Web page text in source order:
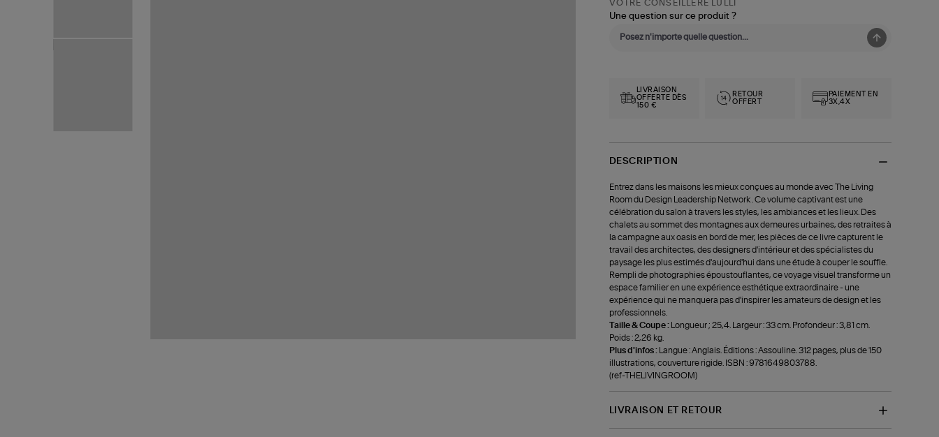
VOTRE CONSEILLÈRE LULLI
Une question sur ce produit ?
LIVRAISON
OFFERTE DÈS
150 €
RETOUR
OFFERT
PAIEMENT EN
3X,4X
DESCRIPTION
Entrez dans les maisons les mieux conçues au monde avec The Living
Room du Design Leadership Network . Ce volume captivant est une
célébration du salon à travers les styles, les ambiances et les lieux. Des
chalets au sommet des montagnes aux demeures urbaines, des retraites à
la campagne aux oasis en bord de mer, les pièces de ce livre capturent le
travail des architectes, des designers d'intérieur et des spécialistes du
paysage les plus estimés d'aujourd'hui dans une étude à couper le souffle.
Rempli de photographies époustouflantes, ce voyage visuel transforme un
espace familier en une expérience esthétique extraordinaire - une
expérience qui ne manquera pas d'inspirer les amateurs de design et les
professionnels.
Taille & Coupe :
Longueur ; 25,4. Largeur : 33 cm. Profondeur : 3,81 cm.
Poids : 2,26 kg.
Plus d'infos :
Langue : Anglais. Éditions : Assouline. 312 pages, plus de 150
illustrations, couverture rigide. ISBN : 9781649803788.
(ref-THELIVINGROOM)
LIVRAISON ET RETOUR